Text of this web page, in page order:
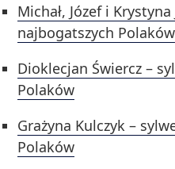
Michał, Józef i
najbogatszych Polaków
Dioklecjan Świercz –
Polaków
Grażyna Kulczyk –
Polaków